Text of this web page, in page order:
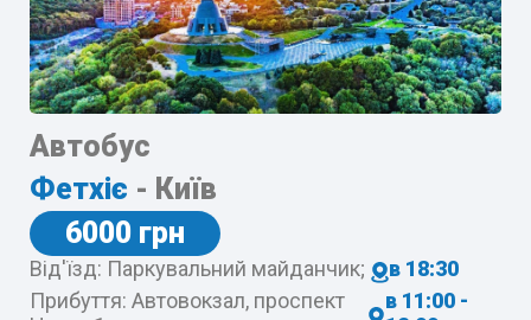
Автобус
Фетхіє - Київ
6000 грн
Від'їзд: Паркувальний майданчик;
в 18:30
Прибуття: Автовокзал, проспект
в 11:00 -